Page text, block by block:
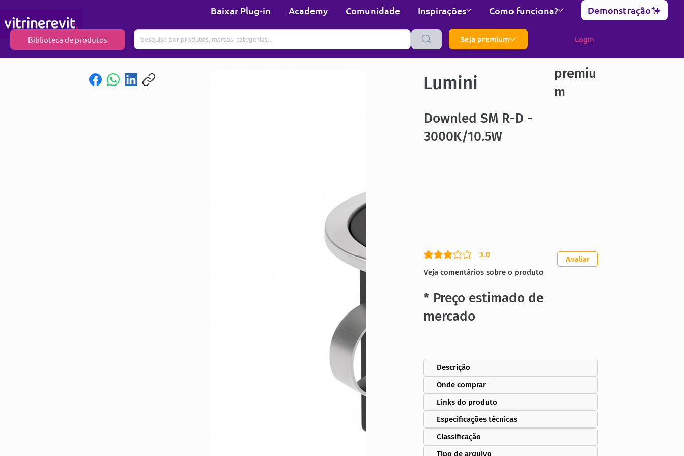
Baixar Plug-in Academy Comunidade Inspirações Como funciona? Demonstração
Biblioteca de produtos Seja premium Login
Lumini
premiu
m
Downled SM R-D -
3000K/10.5W
3.0
classificação média é 3 de 5
Veja comentários sobre o produto
Avaliar
* Preço estimado de
mercado
Descrição
Onde comprar
Links do produto
Especificações técnicas
Classificação
Tipo de arquivo